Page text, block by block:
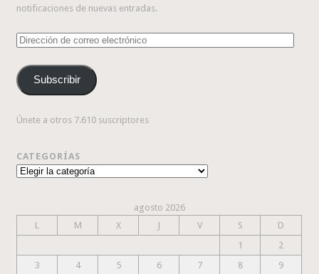
notificaciones de nuevas entradas.
Dirección
correo
electrónico
Subscribir
Únete a otros 7.610 suscriptores
CATEGORÍAS
Categorías
agosto 2026
L
M X J V S
D
1
2
3
4 5 6 7 8
9